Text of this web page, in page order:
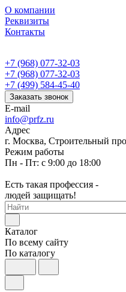
О компании
Реквизиты
Контакты
+7 (968) 077-32-03
+7 (968) 077-32-03
+7 (499) 584-45-40
Заказать звонок
E-mail
info@prfz.ru
Адрес
г. Москва, Строительный
Режим работы
Пн - Пт: с 9:00 до 18:00
Есть такая профессия -
людей защищать!
Каталог
По всему сайту
По каталогу